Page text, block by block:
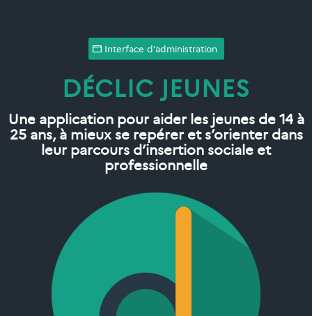
Interface d’administration
DÉCLIC JEUNES
Une application pour aider les jeunes de 14 à
25 ans, à mieux se repérer et s’orienter dans
leur parcours d’insertion sociale et
professionnelle